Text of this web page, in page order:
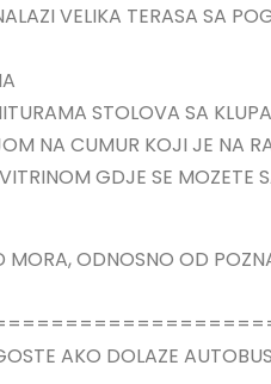
VELIKA TERASA SA
STOLOVA SA
NA CUMUR KOJI JE NA
GDJE SE MOZETE
MORA, ODNOSNO OD
AKO DOLAZE